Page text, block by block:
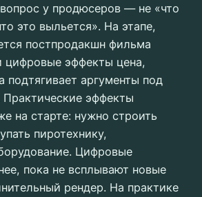
у продюсеров — не «что
это выльется». На этапе,
постпродакшн фильма
цифровые эффекты цена,
подтягивает аргументы под
Практические эффекты
на старте: нужно строить
пиротехнику,
Цифровые
пока не всплывают новые
рендер. На практике